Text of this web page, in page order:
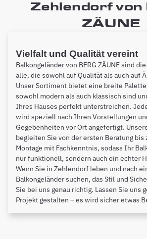
Zehlendorf von
ZÄUNE
Vielfalt und Qualität vereint
Balkongeländer von BERG ZÄUNE sind
alle, die sowohl auf Qualität als auch auf
Unser Sortiment bietet eine breite Palette
sowohl modern als auch klassisch sind
Ihres Hauses perfekt unterstreichen.
wird speziell nach Ihren Vorstellungen
Gegebenheiten vor Ort angefertigt.
begleiten Sie von der ersten Beratung bis
Montage mit Fachkenntnis, sodass Ihr
nur funktionell, sondern auch ein echter
Wenn Sie in Zehlendorf leben und nach
Balkongeländer suchen, das Stil und
Sie bei uns genau richtig. Lassen Sie uns
Projekt gestalten – es wird sicher etwas